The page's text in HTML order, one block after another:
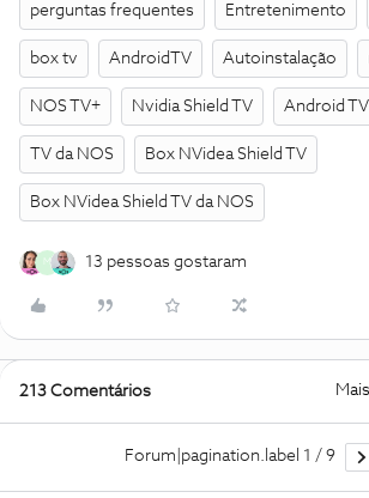
perguntas frequentes Entretenimento
box tv AndroidTV Autoinstalação
NOS TV+ Nvidia Shield TV Android
TV da NOS Box NVidea Shield TV
Box NVidea Shield TV da NOS
M 13 pessoas gostaram
213 Comentários
Forum|pagination.label 1 / 9